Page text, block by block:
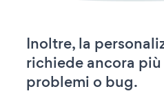
Inoltre, la
richiede ancora
problemi o bug.